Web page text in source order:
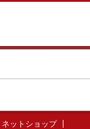
ネットショップ